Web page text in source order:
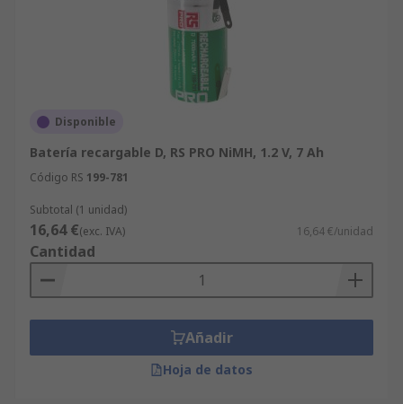
mayor capacidad y se pueden usar varias veces
después de recargarse correctamente. El tamaño
físico de la batería D es:• Diámetro: 33,2 mm (1,3
pulg.)• Longitud: 61,5 mm (2,42 pulg.)
Disponible
Batería recargable D, RS PRO NiMH, 1.2 V, 7 Ah
Código RS 199-781
Subtotal (1 unidad)
16,64 €(exc. IVA) 16,64 €/unidad
Cantidad
Añadir
Hoja de datos